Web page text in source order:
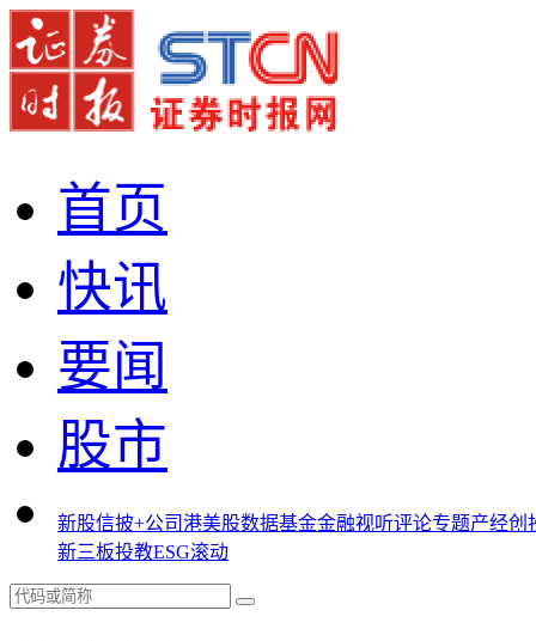
首页
快讯
要闻
股市
新股信披+公司港美股数据基金金融视听评论专题产经创
新三板投教ESG滚动